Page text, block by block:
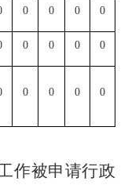
0 0 0 0
0 0 0 0
0 0 0 0
作被申请行政